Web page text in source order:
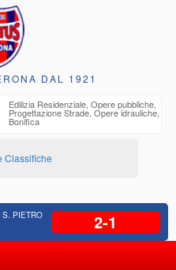
DAL 1921
Edilizia Residenziale, Opere pubbliche,
Progettazione Strade, Opere idrauliche,
Bonifica
Classifiche
S. PIETRO 2-1